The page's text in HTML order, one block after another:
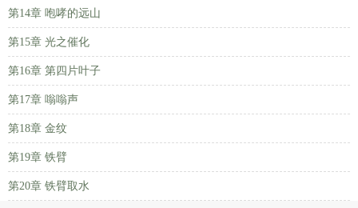
第14章 咆哮的远山
第15章 光之催化
第16章 第四片叶子
第17章 嗡嗡声
第18章 金纹
第19章 铁臂
第20章 铁臂取水